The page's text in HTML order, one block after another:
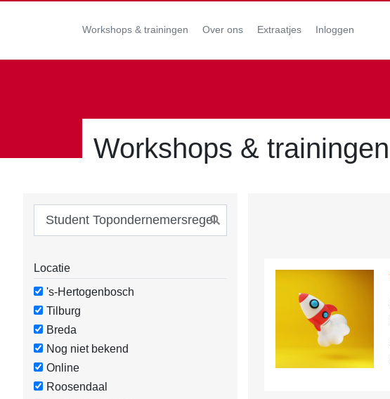
Workshops & trainingen Over ons Extraatjes Inloggen
Workshops & trainingen
Locatie
's-Hertogenbosch
Tilburg
Breda
Nog niet bekend
Online
Roosendaal